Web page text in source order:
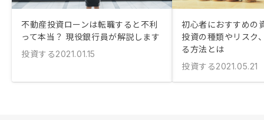
不動産投資ローンは転職すると不利
って本当？ 現役銀行員が解説します
投資する2021.01.15
初心者におすすめの
投資の種類やリスク
る方法とは
投資する2021.05.21